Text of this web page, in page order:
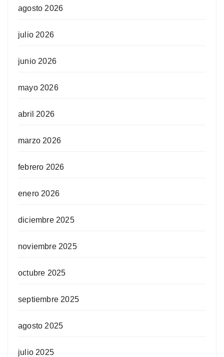
agosto 2026
julio 2026
junio 2026
mayo 2026
abril 2026
marzo 2026
febrero 2026
enero 2026
diciembre 2025
noviembre 2025
octubre 2025
septiembre 2025
agosto 2025
julio 2025